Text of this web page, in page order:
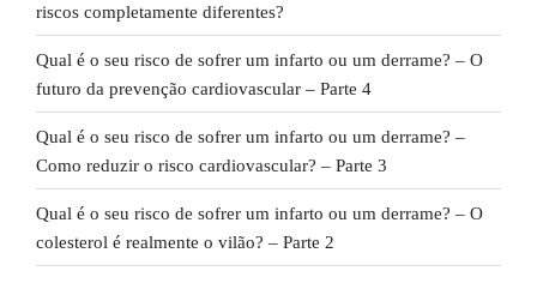
riscos completamente diferentes?
Qual é o seu risco de sofrer um infarto ou um derrame? – O
futuro da prevenção cardiovascular – Parte 4
Qual é o seu risco de sofrer um infarto ou um derrame? –
Como reduzir o risco cardiovascular? – Parte 3
Qual é o seu risco de sofrer um infarto ou um derrame? – O
colesterol é realmente o vilão? – Parte 2